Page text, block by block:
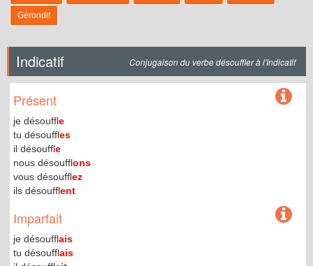
Gérondif
Indicatif Conjugaison du verbe désouffler à l'Indicatif
Présent
je désouffle
tu désouffles
il désouffle
nous désoufflons
vous désoufflez
ils désoufflent
Imparfait
je désoufflais
tu désoufflais